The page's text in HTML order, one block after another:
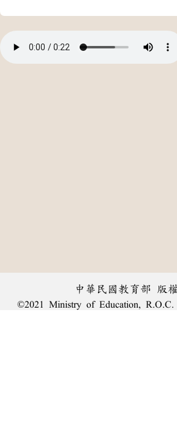
中華民國教育部 版
©2021 Ministry of Education, R.O.C.